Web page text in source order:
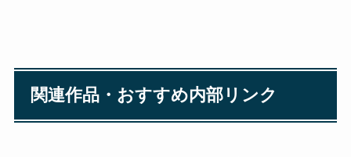
関連作品・おすすめ内部リンク